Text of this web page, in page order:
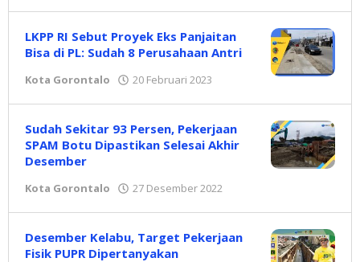
LKPP RI Sebut Proyek Eks Panjaitan
Bisa di PL: Sudah 8 Perusahaan Antri
Kota Gorontalo 20 Februari 2023
Sudah Sekitar 93 Persen, Pekerjaan
SPAM Botu Dipastikan Selesai Akhir
Desember
Kota Gorontalo 27 Desember 2022
Desember Kelabu, Target Pekerjaan
Fisik PUPR Dipertanyakan